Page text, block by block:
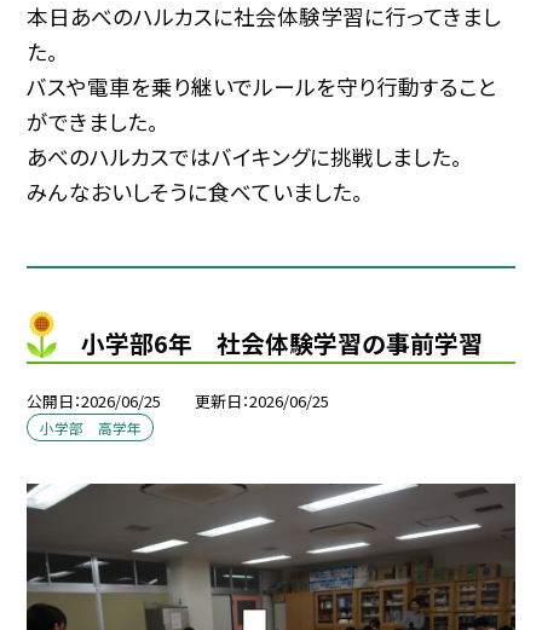
本日あべのハルカスに社会体験学習に行ってきまし
た。
バスや電車を乗り継いでルールを守り行動すること
ができました。
あべのハルカスではバイキングに挑戦しました。
みんなおいしそうに食べていました。
小学部6年 社会体験学習の事前学習
公開日 2026/06/25 更新日 2026/06/25
小学部 高学年